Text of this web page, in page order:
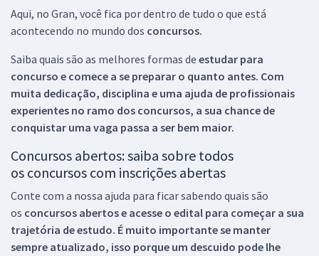
Aqui, no Gran, você fica por dentro de tudo o que está
acontecendo no mundo dos concursos.
Saiba quais são as melhores formas de estudar para
concurso e comece a se preparar o quanto antes. Com
muita dedicação, disciplina e uma ajuda de profissionais
experientes no ramo dos concursos, a sua chance de
conquistar uma vaga passa a ser bem maior.
Concursos abertos: saiba sobre todos
os concursos com inscrições abertas
Conte com a nossa ajuda para ficar sabendo quais são
os concursos abertos e acesse o edital para começar a sua
trajetória de estudo. É muito importante se manter
sempre atualizado, isso porque um descuido pode lhe